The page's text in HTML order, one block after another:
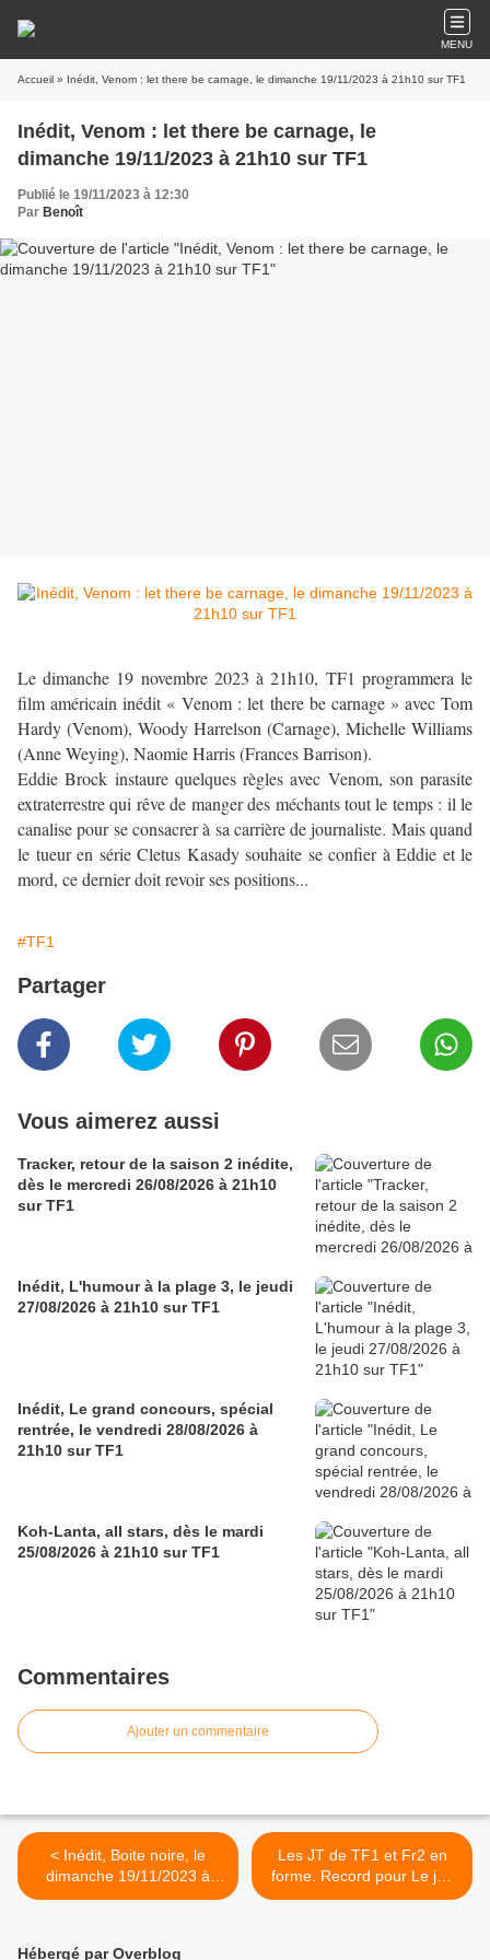
MENU
Accueil » Inédit, Venom : let there be carnage, le dimanche 19/11/2023 à 21h10 sur TF1
Inédit, Venom : let there be carnage, le
dimanche 19/11/2023 à 21h10 sur TF1
Publié le 19/11/2023 à 12:30
Par Benoît
Le dimanche 19 novembre 2023 à 21h10, TF1 programmera le
film américain inédit « Venom : let there be carnage » avec Tom
Hardy (Venom), Woody Harrelson (Carnage), Michelle Williams
(Anne Weying), Naomie Harris (Frances Barrison).
Eddie Brock instaure quelques règles avec Venom, son parasite
extraterrestre qui rêve de manger des méchants tout le temps : il le
canalise pour se consacrer à sa carrière de journaliste. Mais quand
le tueur en série Cletus Kasady souhaite se confier à Eddie et le
mord, ce dernier doit revoir ses positions...
#TF1
Partager
Vous aimerez aussi
Tracker, retour de la saison 2 inédite,
dès le mercredi 26/08/2026 à 21h10
sur TF1
Inédit, L'humour à la plage 3, le jeudi
27/08/2026 à 21h10 sur TF1
Inédit, Le grand concours, spécial
rentrée, le vendredi 28/08/2026 à
21h10 sur TF1
Koh-Lanta, all stars, dès le mardi
25/08/2026 à 21h10 sur TF1
Commentaires
Ajouter un commentaire
< Inédit, Boite noire, le
dimanche 19/11/2023 à
21h10 sur France 2
Les JT de TF1 et Fr2 en
forme. Record pour Le jeu
des 1000 €uros. Lancement
Hébergé par Overblog